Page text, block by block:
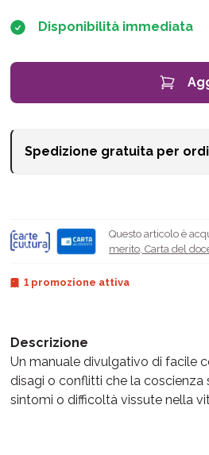
Disponibilità immediata
Spedizione gratuita per
Questo articolo è
merito, Carta del
1 promozione attiva
Descrizione
Un manuale divulgativo di facile
disagi o conflitti che la
sintomi o difficoltà vissute nella